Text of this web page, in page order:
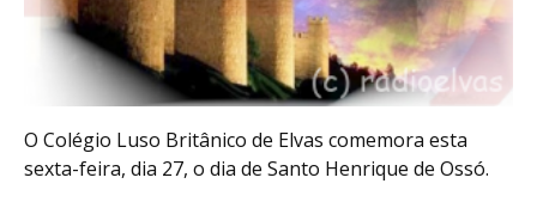
O Colégio Luso Britânico de Elvas comemora esta
sexta-feira, dia 27, o dia de Santo Henrique de Ossó.